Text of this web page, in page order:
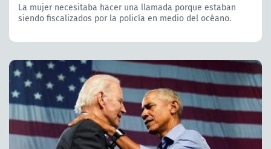
La mujer necesitaba hacer una llamada porque estaban
siendo fiscalizados por la policía en medio del océano.